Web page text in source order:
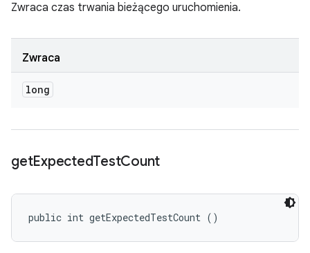
Zwraca czas trwania bieżącego uruchomienia.
Zwraca
long
getExpectedTestCount
public int getExpectedTestCount ()